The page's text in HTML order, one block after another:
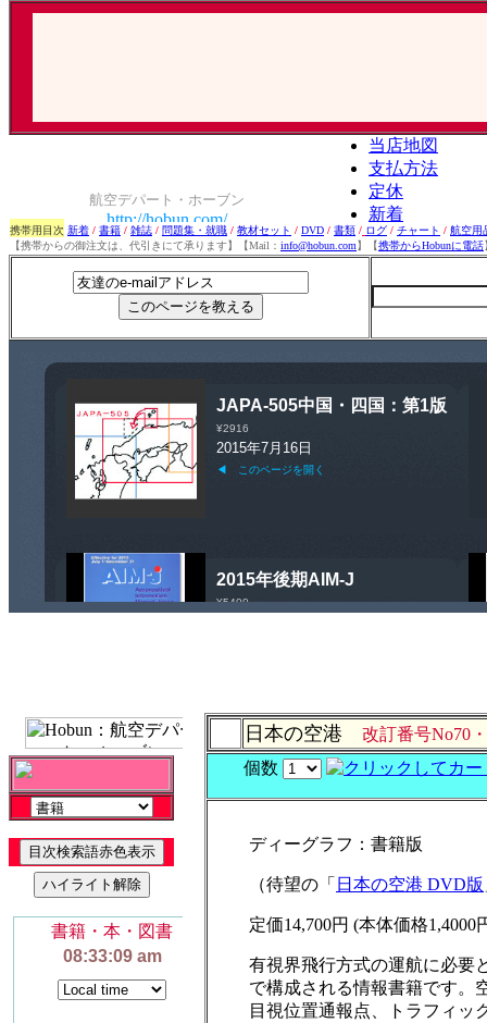
携帯用目次 新着 / 書籍 / 雑誌 / 問題集・就職 / 教材セット / DVD / 書類 / ログ / チャート / 航空用
【携帯からの御注文は、代引きにて承ります】【Mail： info@hobun.com】【携帯からHobunに電話
日本の空港 改訂番号No70
個数
ディーグラフ：書籍版
（待望の「 日本の空港 DVD版
定価14,700円 (本体価格1,4000
有視界飛行方式の運航に必要
で構成される情報書籍です。
目視位置通報点、トラフィッ